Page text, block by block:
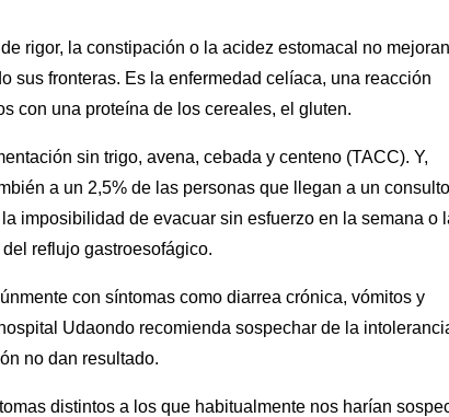
rigor, la constipación o la acidez estomacal no
sus fronteras. Es la enfermedad celíaca, una reacción
con una proteína de los cereales, el gluten.
sin trigo, avena, cebada y centeno (TACC). Y,
a un 2,5% de las personas que llegan a un
imposibilidad de evacuar sin esfuerzo en la semana o
reflujo gastroesofágico.
con síntomas como diarrea crónica, vómitos y
Udaondo recomienda sospechar de la
no dan resultado.
distintos a los que habitualmente nos harían